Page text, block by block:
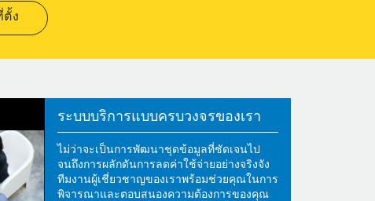
ตั้ง
ระบบบริการแบบครบวงจรของเรา
ไม่ว่าจะเป็นการพัฒนาชุดข้อมูลที่ชัดเจนไป
จนถึงการผลักดันการลดค่าใช้จ่ายอย่างจริงจัง
ทีมงานผู้เชี่ยวชาญของเราพร้อมช่วยคุณในการ
พิจารณาและตอบสนองความต้องการของคุณ